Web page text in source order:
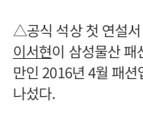
△공식 석상 첫 연설
이서현이 삼성물산 패
만인 2016년 4월 패
나섰다.